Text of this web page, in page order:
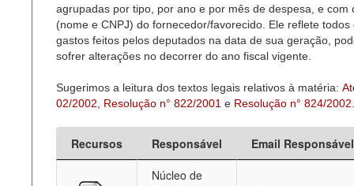
agrupadas por tipo, por ano e por mês de despesa, e com
(nome e CNPJ) do fornecedor/favorecido. Ele reflete todos
gastos feitos pelos deputados na data de sua geração,
sofrer alterações no decorrer do ano fiscal vigente.
Sugerimos a leitura dos textos legais relativos à matéria:
02/2002
Resolução n° 822/2001 e Resolução n° 824/2002
Recursos Responsável
Email Responsável
Núcleo de